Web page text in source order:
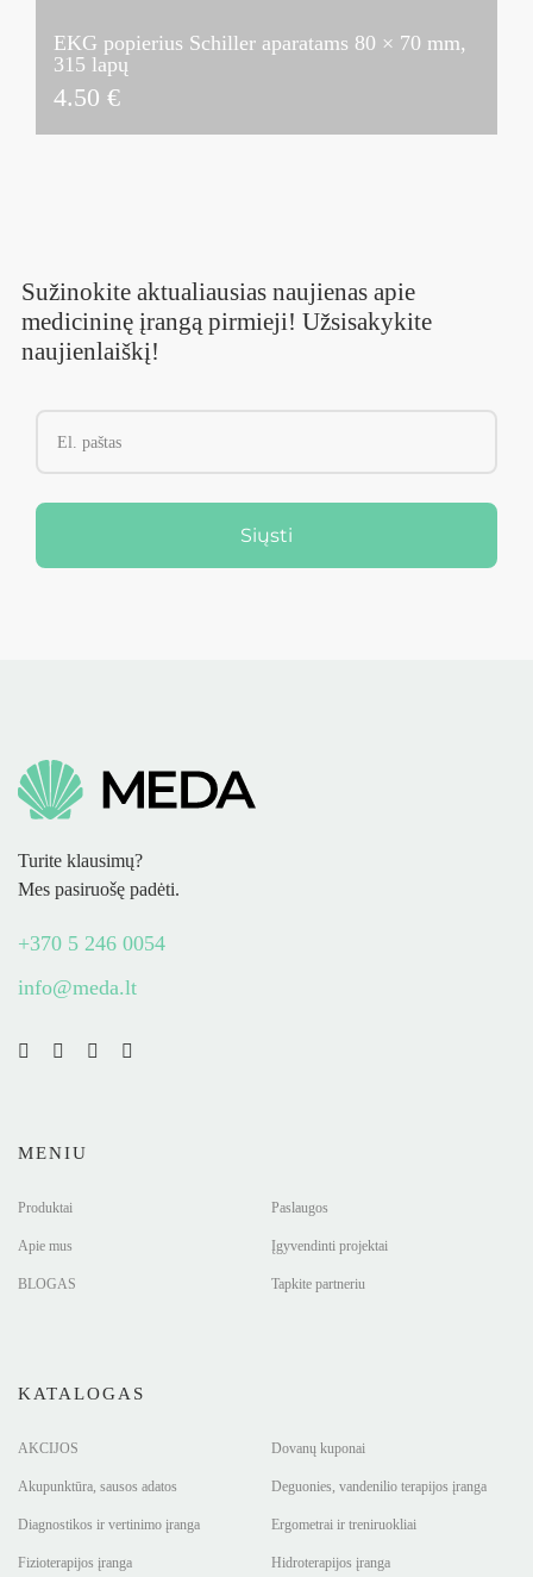
EKG popierius Schiller aparatams 80 × 70 mm,
315 lapų
4.50 €
Sužinokite aktualiausias naujienas apie
medicininę įrangą pirmieji! Užsisakykite
naujienlaiškį!
Siųsti
Turite klausimų?
Mes pasiruošę padėti.
+370 5 246 0054
info@meda.lt
MENIU
Produktai Paslaugos
Apie mus Įgyvendinti projektai
BLOGAS Tapkite partneriu
KATALOGAS
AKCIJOS Dovanų kuponai
Akupunktūra, sausos adatos Deguonies, vandenilio terapijos įranga
Diagnostikos ir vertinimo įranga Ergometrai ir treniruokliai
Fizioterapijos įranga Hidroterapijos įranga